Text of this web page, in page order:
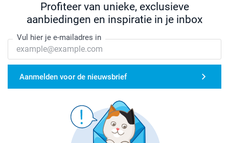
Profiteer van unieke, exclusieve
aanbiedingen en inspiratie in je inbox
Vul hier je e-mailadres in
Aanmelden voor de nieuwsbrief